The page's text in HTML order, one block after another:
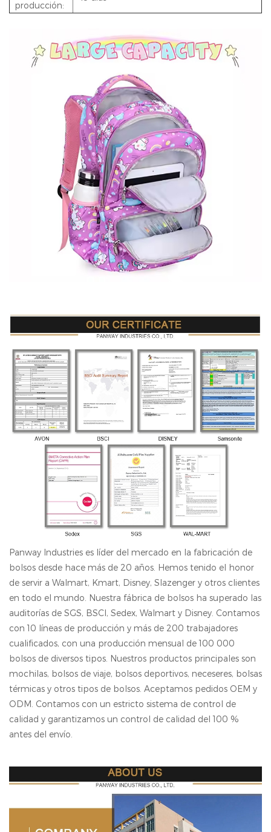
producción:
Panway Industries es líder del mercado en la fabricación de
bolsos desde hace más de 20 años. Hemos tenido el honor
de servir a Walmart, Kmart, Disney, Slazenger y otros clientes
en todo el mundo. Nuestra fábrica de bolsos ha superado las
auditorías de SGS, BSCl, Sedex, Walmart y Disney. Contamos
con 10 líneas de producción y más de 200 trabajadores
cualificados, con una producción mensual de 100 000
bolsos de diversos tipos. Nuestros productos principales son
mochilas, bolsos de viaje, bolsos deportivos, neceseres, bolsas
térmicas y otros tipos de bolsos. Aceptamos pedidos OEM y
ODM. Contamos con un estricto sistema de control de
calidad y garantizamos un control de calidad del 100 %
antes del envío.